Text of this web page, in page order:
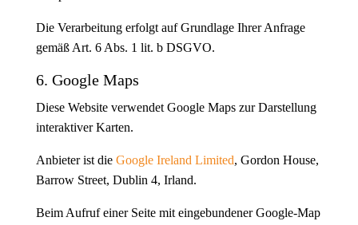
Die Verarbeitung erfolgt auf Grundlage Ihrer Anfrage
gemäß Art. 6 Abs. 1 lit. b DSGVO.
6. Google Maps
Diese Website verwendet Google Maps zur Darstellung
interaktiver Karten.
Anbieter ist die Google Ireland Limited, Gordon House,
Barrow Street, Dublin 4, Irland.
Beim Aufruf einer Seite mit eingebundener Google-Map